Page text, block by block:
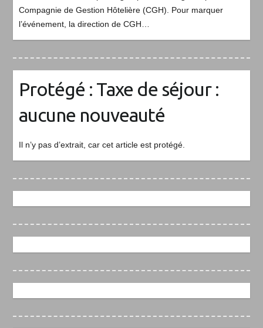
Compagnie de Gestion Hôtelière (CGH). Pour marquer
l’événement, la direction de CGH…
Protégé : Taxe de séjour :
aucune nouveauté
Il n’y pas d’extrait, car cet article est protégé.